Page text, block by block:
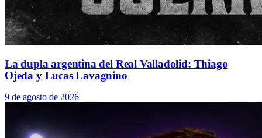
La dupla argentina del Real Valladolid: Thiago
Ojeda y Lucas Lavagnino
9 de agosto de 2026